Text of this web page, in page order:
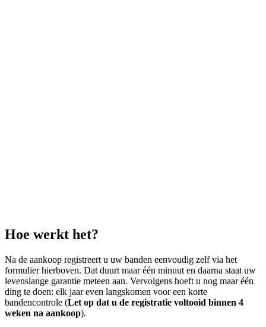
Hoe werkt het?
Na de aankoop registreert u uw banden eenvoudig zelf via het
formulier hierboven. Dat duurt maar één minuut en daarna staat uw
levenslange garantie meteen aan. Vervolgens hoeft u nog maar één
ding te doen: elk jaar even langskomen voor een korte
bandencontrole (Let op dat u de registratie voltooid binnen 4
weken na aankoop).